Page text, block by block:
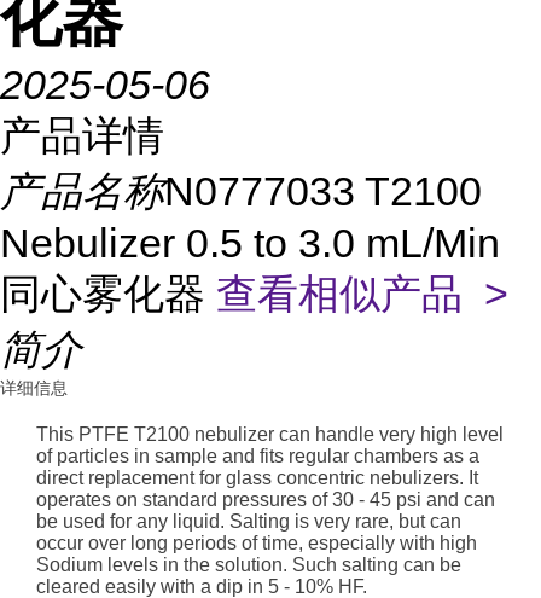
化器
2025-05-06
产品详情
产品名称N0777033 T2100
Nebulizer 0.5 to 3.0 mL/Min
同心雾化器 查看相似产品 >
简介
详细信息
This PTFE T2100 nebulizer can handle very high level
of particles in sample and fits regular chambers as a
direct replacement for glass concentric nebulizers. It
operates on standard pressures of 30 - 45 psi and can
be used for any liquid. Salting is very rare, but can
occur over long periods of time, especially with high
Sodium levels in the solution. Such salting can be
cleared easily with a dip in 5 - 10% HF.